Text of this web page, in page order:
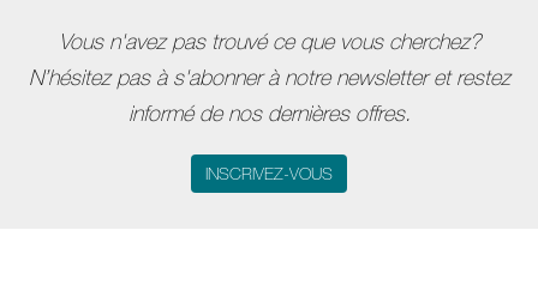
Vous n'avez pas trouvé ce que vous cherchez?
N’hésitez pas à s'abonner à notre newsletter et restez
informé de nos dernières offres.
INSCRIVEZ-VOUS